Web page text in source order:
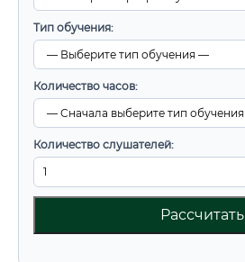
Тип обучения:
Количество часов:
Количество слушателей:
Рассчитать